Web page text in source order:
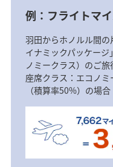
例：フライトマ
羽田からホノルル間
イナミックパッケー
ノミークラス）のご旅
座席クラス：エコノミ
（積算率50%）の場合